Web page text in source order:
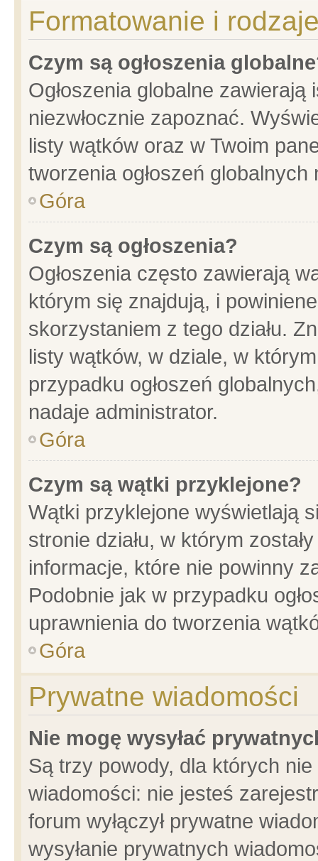
Formatowanie i
Czym są ogłoszenia
Ogłoszenia globalne
niezwłocznie zapoznać.
listy wątków oraz w Twoim
tworzenia ogłoszeń
Góra
Czym są ogłoszenia?
Ogłoszenia często zawierają
którym się znajdują, i
skorzystaniem z tego działu.
listy wątków, w dziale, w
przypadku ogłoszeń
nadaje administrator.
Góra
Czym są wątki przyklejone?
Wątki przyklejone wyświetlają
stronie działu, w którym
informacje, które nie powinny
Podobnie jak w przypadku
uprawnienia do tworzenia
Góra
Prywatne wiadomości
Nie mogę wysyłać
Są trzy powody, dla których
wiadomości: nie jesteś
forum wyłączył prywatne
wysyłanie prywatnych